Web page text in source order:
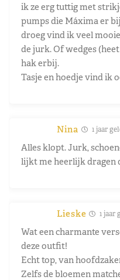
ik ze erg tuttig met
pumps die Máxima er
droeg vind ik veel
de jurk. Of wedges
hak erbij.
Tasje en hoedje vind ik
Nina 1 jaar
Alles klopt. Jurk,
lijkt me heerlijk dragen
Lieske 1 jaar
Wat een charmante
deze outfit!
Echt top, van
Zelfs de bloemen